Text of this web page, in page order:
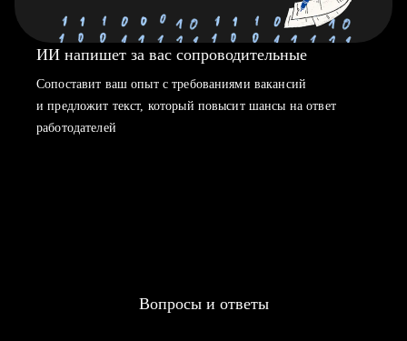
ИИ напишет за вас сопроводительные
Сопоставит ваш опыт с требованиями вакансий
и предложит текст, который повысит шансы на ответ
работодателей
Вопросы и ответы